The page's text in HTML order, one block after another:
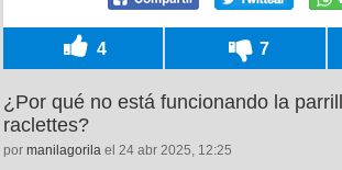
4 7
¿Por qué no está funcionando la
raclettes?
por manilagorila el 24 abr 2025, 12:25